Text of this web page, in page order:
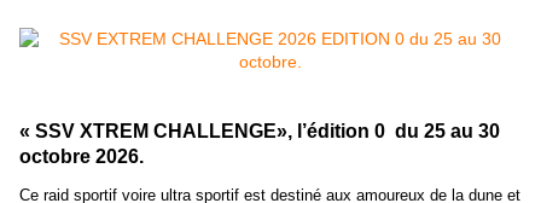
« SSV XTREM CHALLENGE», l’édition 0 du 25 au 30
octobre 2026.
Ce raid sportif voire ultra sportif est destiné aux amoureux de la dune et